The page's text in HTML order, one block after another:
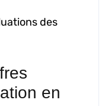
des
en